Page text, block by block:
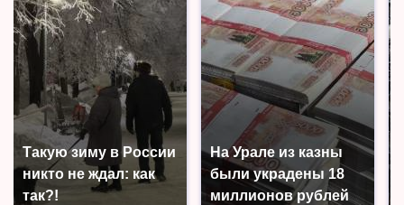
Такую зиму в России
никто не ждал: как
так?!
На Урале из казны
были украдены 18
миллионов рублей